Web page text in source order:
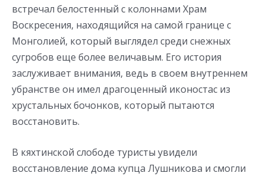
встречал белостенный с колоннами Храм
Воскресения, находящийся на самой границе с
Монголией, который выглядел среди снежных
сугробов еще более величавым. Его история
заслуживает внимания, ведь в своем внутреннем
убранстве он имел драгоценный иконостас из
хрустальных бочонков, который пытаются
восстановить.
В кяхтинской слободе туристы увидели
восстановление дома купца Лушникова и смогли